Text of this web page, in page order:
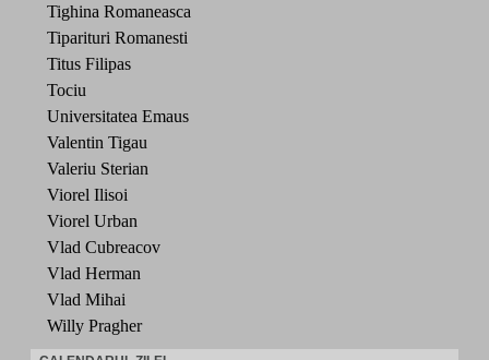
Tighina Romaneasca
Tiparituri Romanesti
Titus Filipas
Tociu
Universitatea Emaus
Valentin Tigau
Valeriu Sterian
Viorel Ilisoi
Viorel Urban
Vlad Cubreacov
Vlad Herman
Vlad Mihai
Willy Pragher